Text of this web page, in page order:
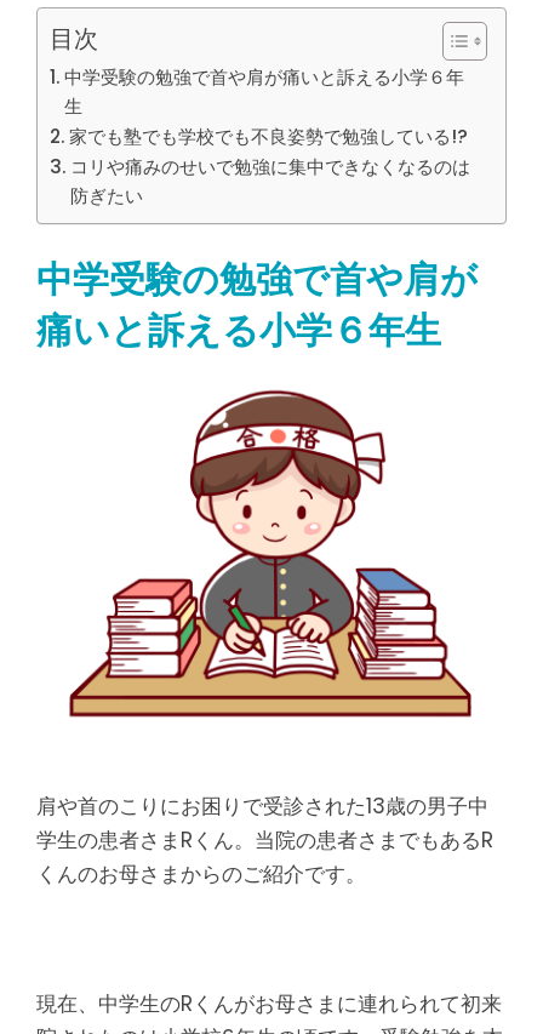
目次
中学受験の勉強で首や肩が痛いと訴える小学６年
生
家でも塾でも学校でも不良姿勢で勉強している!?
コリや痛みのせいで勉強に集中できなくなるのは
防ぎたい
中学受験の勉強で首や肩が
痛いと訴える小学６年生
肩や首のこりにお困りで受診された13歳の男子中
学生の患者さまRくん。当院の患者さまでもあるR
くんのお母さまからのご紹介です。
現在、中学生のRくんがお母さまに連れられて初来